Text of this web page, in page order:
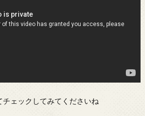
ェックしてみてくださいね